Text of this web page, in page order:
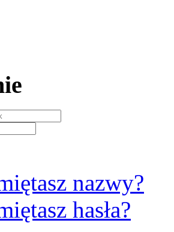
nazwy?
hasła?